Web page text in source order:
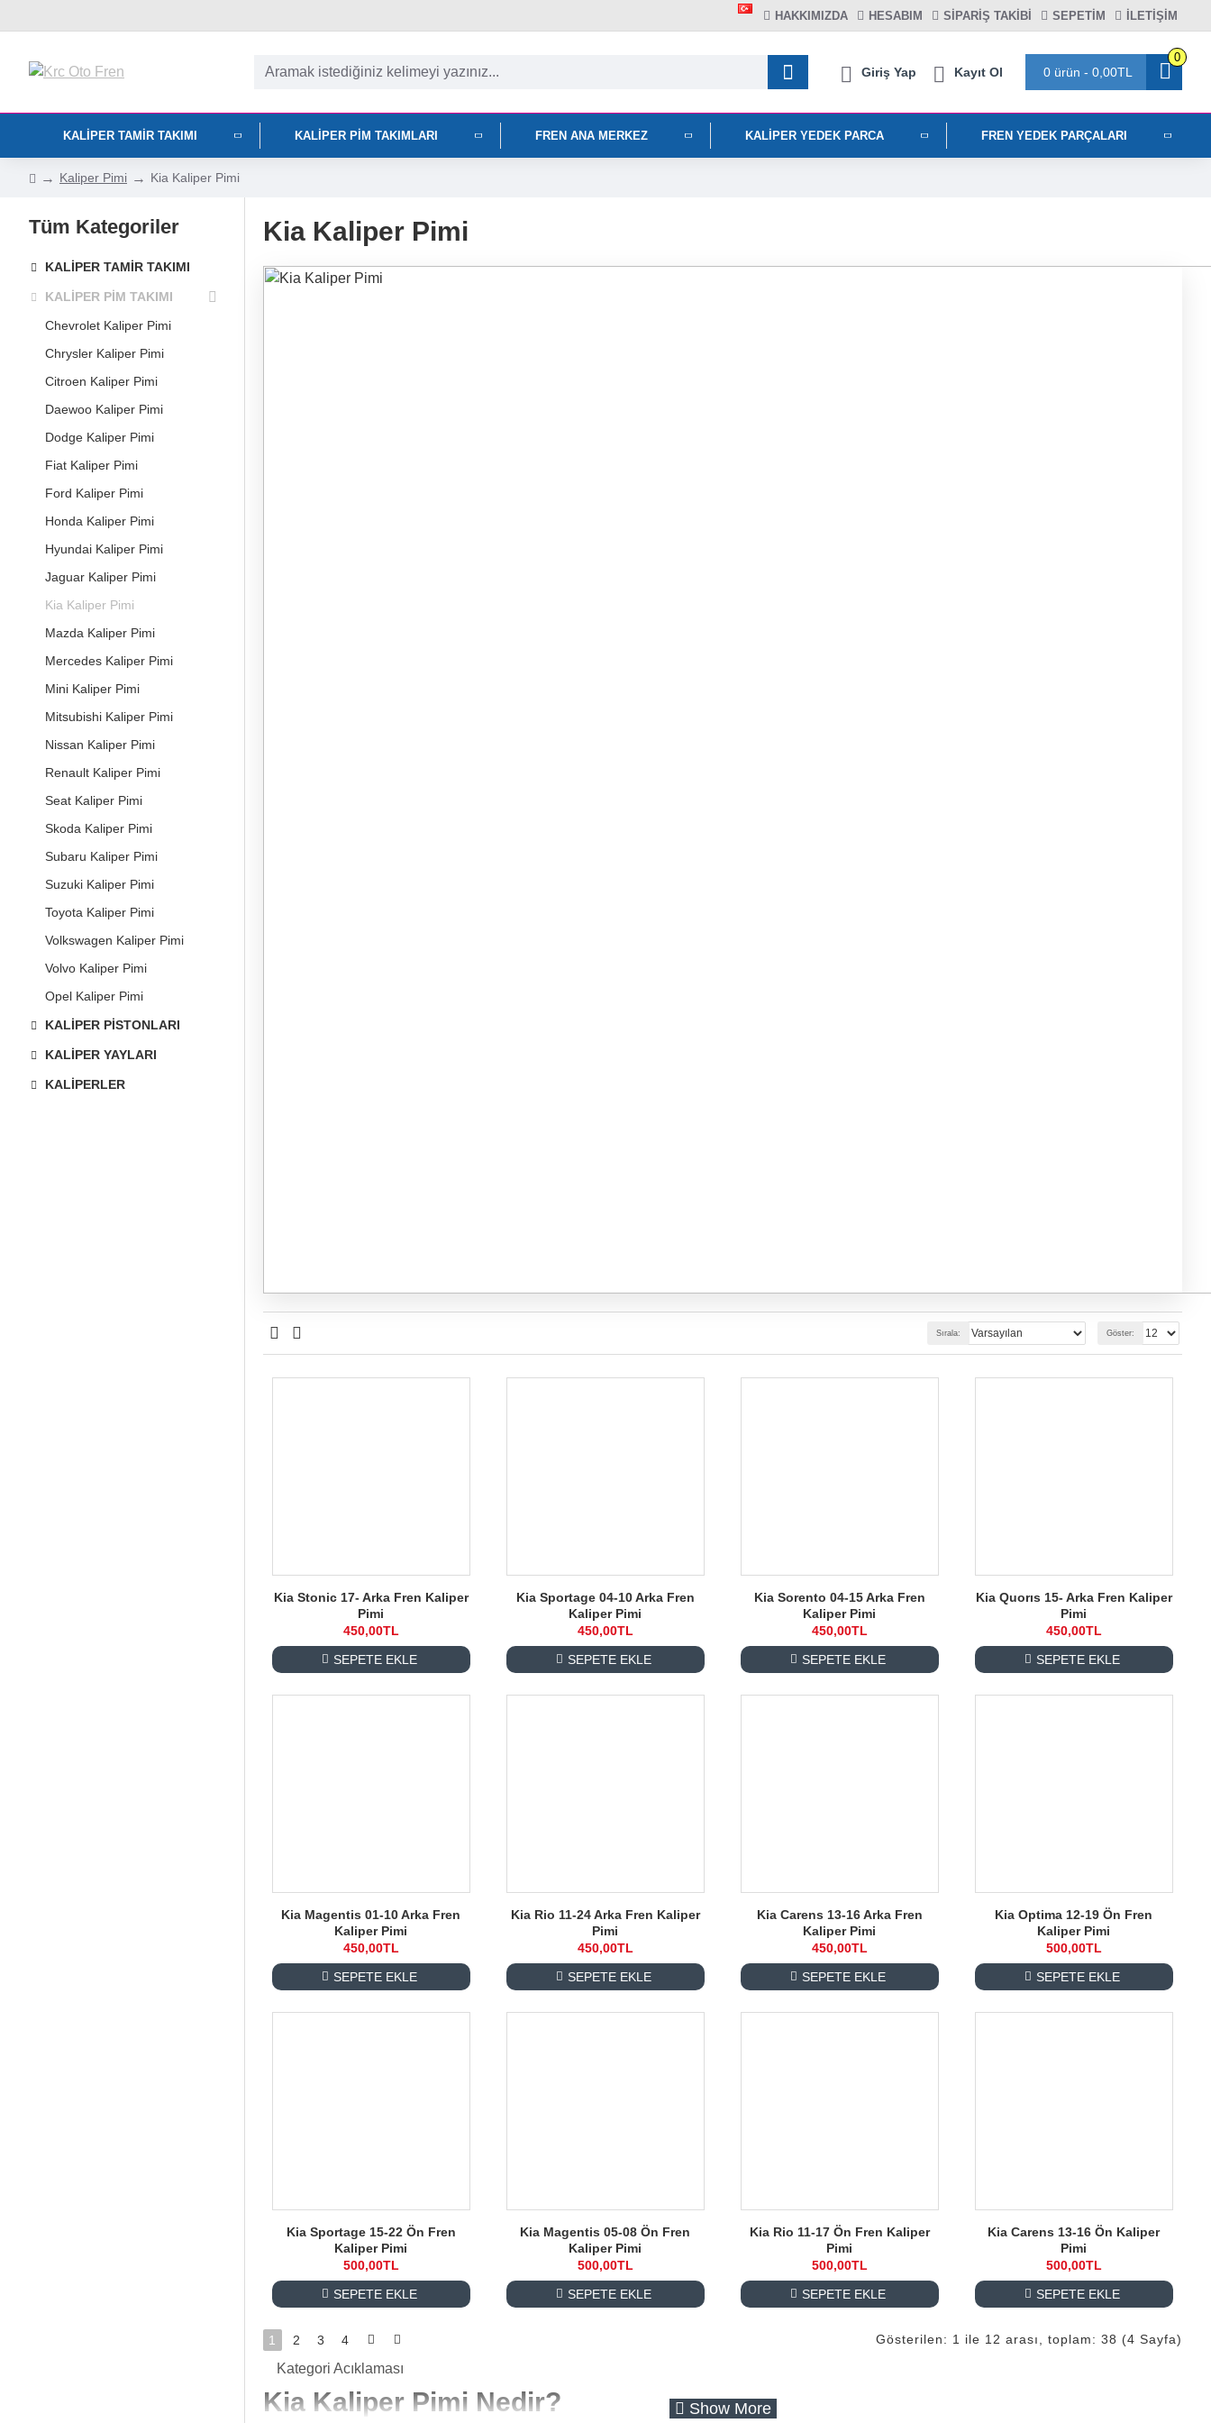
HAKKIMIZDA HESABIM SIPARIŞ TAKIBI SEPETIM İLETİŞİM
Giriş Yap Kayıt Ol 0 ürün - 0,00TL
0
KALIPER TAMIR TAKIMI KALIPER PIM TAKIMLARI FREN ANA MERKEZ KALIPER YEDEK PARCA FREN YEDEK PARÇALARI
Kaliper Pimi Kia Kaliper Pimi
Tüm Kategoriler
KALIPER TAMIR TAKIMI
KALIPER PIM TAKIMI
Chevrolet Kaliper Pimi
Chrysler Kaliper Pimi
Citroen Kaliper Pimi
Daewoo Kaliper Pimi
Dodge Kaliper Pimi
Fiat Kaliper Pimi
Ford Kaliper Pimi
Honda Kaliper Pimi
Hyundai Kaliper Pimi
Jaguar Kaliper Pimi
Kia Kaliper Pimi
Mazda Kaliper Pimi
Mercedes Kaliper Pimi
Mini Kaliper Pimi
Mitsubishi Kaliper Pimi
Nissan Kaliper Pimi
Renault Kaliper Pimi
Seat Kaliper Pimi
Skoda Kaliper Pimi
Subaru Kaliper Pimi
Suzuki Kaliper Pimi
Toyota Kaliper Pimi
Volkswagen Kaliper Pimi
Volvo Kaliper Pimi
Opel Kaliper Pimi
KALIPER PISTONLARI
KALIPER YAYLARI
KALIPERLER
Kia Kaliper Pimi
Sırala: Göster:
Kia Stonic 17- Arka Fren Kaliper
Pimi
450,00TL
SEPETE EKLE
Kia Sportage 04-10 Arka Fren
Kaliper Pimi
450,00TL
SEPETE EKLE
Kia Sorento 04-15 Arka Fren
Kaliper Pimi
450,00TL
SEPETE EKLE
Kia Quorıs 15- Arka Fren Kaliper
Pimi
450,00TL
SEPETE EKLE
Kia Magentis 01-10 Arka Fren
Kaliper Pimi
450,00TL
SEPETE EKLE
Kia Rio 11-24 Arka Fren Kaliper
Pimi
450,00TL
SEPETE EKLE
Kia Carens 13-16 Arka Fren
Kaliper Pimi
450,00TL
SEPETE EKLE
Kia Optima 12-19 Ön Fren
Kaliper Pimi
500,00TL
SEPETE EKLE
Kia Sportage 15-22 Ön Fren
Kaliper Pimi
500,00TL
SEPETE EKLE
Kia Magentis 05-08 Ön Fren
Kaliper Pimi
500,00TL
SEPETE EKLE
Kia Rio 11-17 Ön Fren Kaliper
Pimi
500,00TL
SEPETE EKLE
Kia Carens 13-16 Ön Kaliper
Pimi
500,00TL
SEPETE EKLE
1 2 3 4 Gösterilen: 1 ile 12 arası, toplam: 38 (4 Sayfa)
Kategori Acıklaması
Kia Kaliper Pimi Nedir?